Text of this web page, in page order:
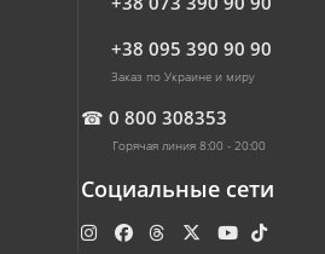
+38 095 390 90 90
Заказ по Украине и миру
☎ 0 800 308353
Горячая линия 8:00 - 20:00
Социальные сети